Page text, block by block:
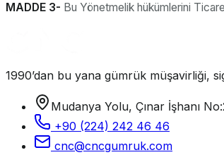
MADDE 3- Bu Yönetmelik hükümlerini
1990’dan bu yana gümrük müşavirliği,
Mudanya Yolu, Çınar İşhanı
+90 (224) 242 46 46
cnc@cncgumruk.com